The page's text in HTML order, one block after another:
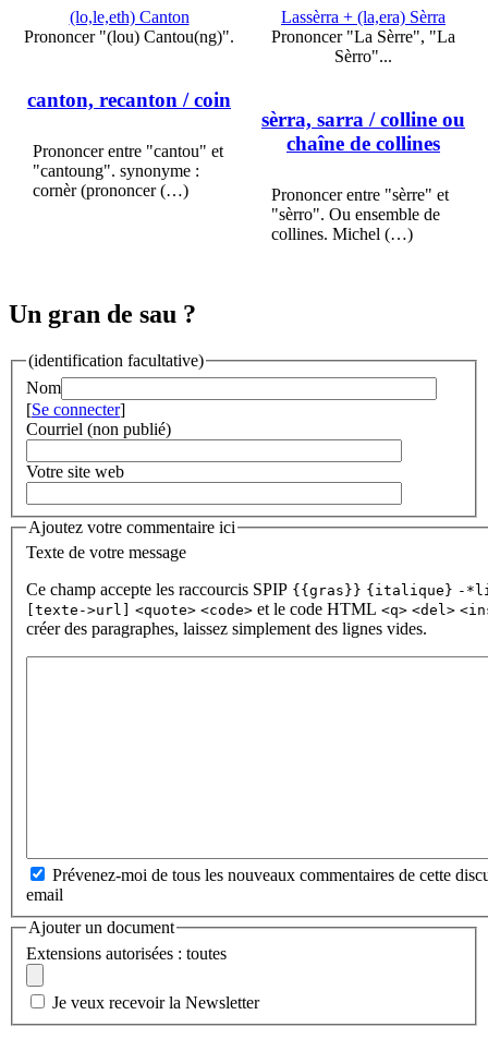
(lo,le,eth) Canton
Prononcer "(lou) Cantou(ng)".
canton, recanton / coin
Prononcer entre "cantou" et
"cantoung". synonyme :
cornèr (prononcer (…)
Lassèrra + (la,era) Sèrra
Prononcer "La Sèrre", "La
Sèrro"...
sèrra, sarra / colline ou
chaîne de collines
Prononcer entre "sèrre" et
"sèrro". Ou ensemble de
collines. Michel (…)
Un gran de sau ?
(identification facultative)
Nom
[Se connecter]
Courriel (non publié)
Votre site web
Ajoutez votre commentaire ici
Texte de votre message
Ce champ accepte les raccourcis SPIP {{gras}} {italique} -
[texte->url]
<quote> <code> et le code HTML <q> <del>
créer des paragraphes, laissez simplement des lignes vides.
Prévenez-moi de tous les nouveaux commentaires de cette
email
Ajouter un document
Extensions autorisées : toutes
Je veux recevoir la Newsletter